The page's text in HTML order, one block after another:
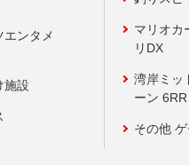
エンタメ
施設
マリオカ
リDX
湾岸ミッ
ーン
その他